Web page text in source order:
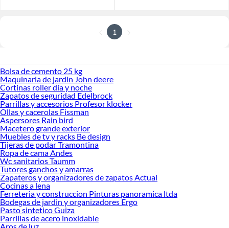
1
Bolsa de cemento 25 kg
Maquinaria de jardin John deere
Cortinas roller día y noche
Zapatos de seguridad Edelbrock
Parrillas y accesorios Profesor klocker
Ollas y cacerolas Fissman
Aspersores Rain bird
Macetero grande exterior
Muebles de tv y racks Be design
Tijeras de podar Tramontina
Ropa de cama Andes
Wc sanitarios Taumm
Tutores ganchos y amarras
Zapateros y organizadores de zapatos Actual
Cocinas a lena
Ferreteria y construccion Pinturas panoramica ltda
Bodegas de jardin y organizadores Ergo
Pasto sintetico Guiza
Parrillas de acero inoxidable